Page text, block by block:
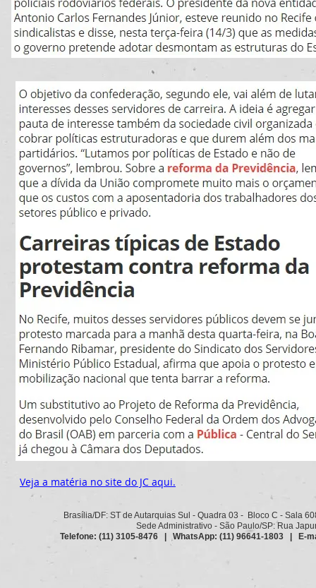
Veja a matéria no site do JC aqui.
Brasília/DF: ST de Autarquias Sul - Quadra 03 - Bloco C - Sala
Sede Administrativo - São Paulo/SP: Rua
Telefone: (11) 3105-8476 | WhatsApp: (11) 96641-1803 | E-